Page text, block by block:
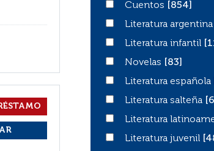
CuentosCuentos
[854]
Literatura argentina
Literatura argentina
Literatura infantil
Literatura infantil
NovelasNovelas
[83]
Literatura española
Literatura española
Literatura salteña
Literatura salteña
Literatura
Literatura
Literatura juvenil
Literatura juvenil